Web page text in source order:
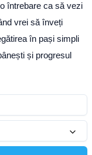
întrebare ca să vezi
vrei să înveți
în pași simpli
și progresul